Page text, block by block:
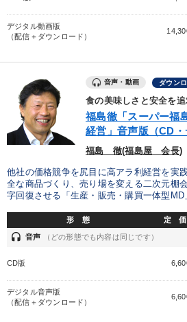
デジタル動画版
（配信＋ダウンロード）
音声・動画 ダウン
食の美味しさと安全を追
福島徹「スーパー福
経営」音声版（CD・
福島 徹(福島屋 会長)
他社の価格競争を尻目に高アラ利経営を実
全な商品づくり、売り場を変える二次元棚
字回復させる「生産・販売・購買一体型MD
形 態 定 価
headset 音声 （どの形態でも内容は同じです）
CD版
デジタル音声版
（配信＋ダウンロード）